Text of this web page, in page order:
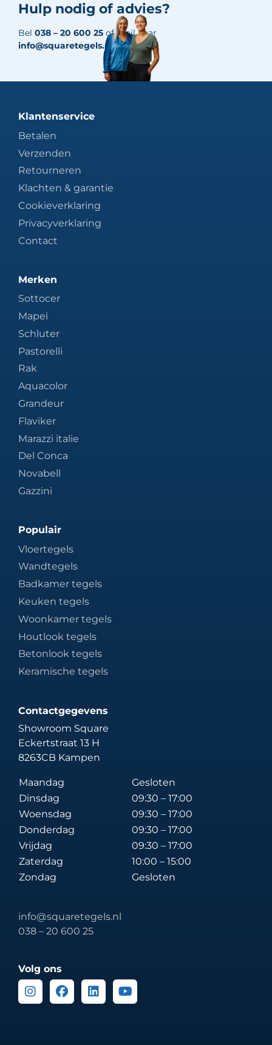
Hulp nodig of advies?
Bel 038 – 20 600 25 of mail naar
info@squaretegels.nl
Klantenservice
Betalen
Verzenden
Retourneren
Klachten & garantie
Cookieverklaring
Privacyverklaring
Contact
Merken
Sottocer
Mapei
Schluter
Pastorelli
Rak
Aquacolor
Grandeur
Flaviker
Marazzi italie
Del Conca
Novabell
Gazzini
Populair
Vloertegels
Wandtegels
Badkamer tegels
Keuken tegels
Woonkamer tegels
Houtlook tegels
Betonlook tegels
Keramische tegels
Contactgegevens
Showroom Square
Eckertstraat 13 H
8263CB Kampen
Maandag
Gesloten
Dinsdag
09:30 – 17:00
Woensdag
09:30 – 17:00
Donderdag
09:30 – 17:00
Vrijdag
09:30 – 17:00
Zaterdag
10:00 – 15:00
Zondag
Gesloten
info@squaretegels.nl
038 – 20 600 25
Volg ons
InstagramFacebook
LinkedinYoutube